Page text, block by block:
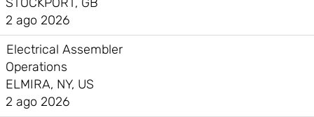
2 ago 2026
Electrical Assembler
Operations
ELMIRA, NY, US
2 ago 2026